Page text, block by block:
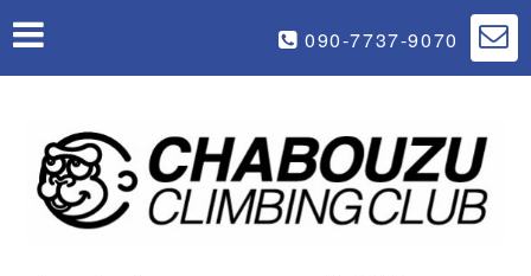
090-7737-9070